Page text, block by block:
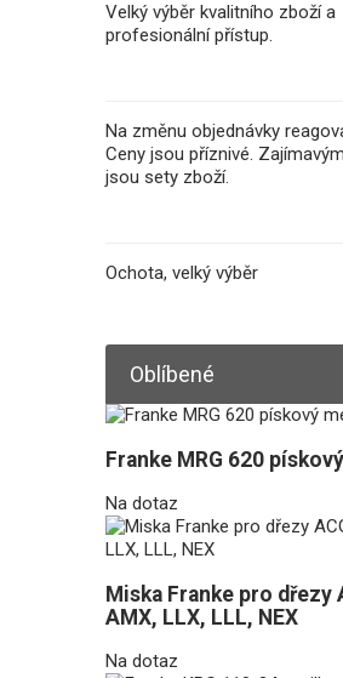
Velký výběr kvalitního zboží a
profesionální přístup.
Na změnu objednávky
Ceny jsou příznivé.
jsou sety zboží.
Ochota, velký výběr
Oblíbené
Franke MRG 620
Na dotaz
Miska Franke pro dřezy
AMX, LLX, LLL, NEX
Na dotaz